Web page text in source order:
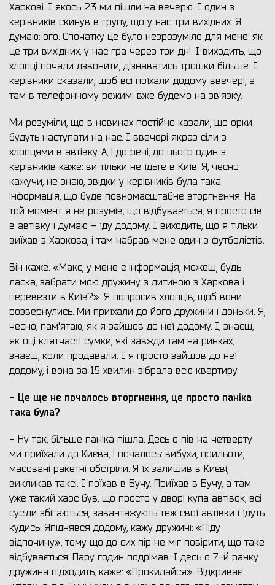
Харкові. І якось 23 ми пішли на вечерю. І один з
керівників скинув в групу, що у нас три вихідних. Я
думаю: ого. Спочатку це було незрозуміло для мене: як
це три вихідних, у нас гра через три дні. І виходить, що
хлопці почали дзвонити, дізнаватись трошки більше. І
керівники сказали, щоб всі поїхали додому ввечері, а
там в телефонному режимі вже будемо на зв'язку.
Ми розуміли, що в новинах постійно казали, що орки
будуть наступати на нас. І ввечері якраз сіли з
хлопцями в автівку. А, і до речі, до цього один з
керівників каже: ви тільки не їдьте в Київ. Я, чесно
кажучи, не знаю, звідки у керівників була така
інформація, що буде повномасштабне вторгнення. На
той момент я не розумів, що відбувається, я просто сів
в автівку і думаю - їду додому. І виходить, що я тільки
виїхав з Харкова, і там набрав мене один з футболістів.
Він каже: «Макс, у мене є інформація, можеш, будь
ласка, забрати мою дружину з дитиною з Харкова і
перевезти в Київ?». Я попросив хлопців, щоб вони
розвернулись. Ми приїхали до його дружини і доньки. Я,
чесно, пам'ятаю, як я зайшов до неї додому. І, знаєш,
як оці клятчасті сумки, які завжди там на ринках,
знаєш, коли продавали. І я просто зайшов до неї
додому, і вона за 15 хвилин зібрала всю квартиру.
- Це ще не почалось вторгнення, це просто паніка
така була?
- Ну так, більше паніка пішла. Десь о пів на четверту
ми приїхали до Києва, і почалось: вибухи, прильоти,
масовані ракетні обстріли. Я їх залишив в Києві,
викликав таксі. І поїхав в Бучу. Приїхав в Бучу, а там
уже такий хаос був, що просто у дворі купа автівок, всі
сусіди збігаються, завантажують теж свої автівки і їдуть
кудись. Япіднявся додому, кажу дружині: «Піду
відпочину», тому що до сих пір не міг повірити, що таке
відбувається. Пару годин подрімав. І десь о 7-й ранку
дружина підходить, каже: «Прокидайся». Відкриває